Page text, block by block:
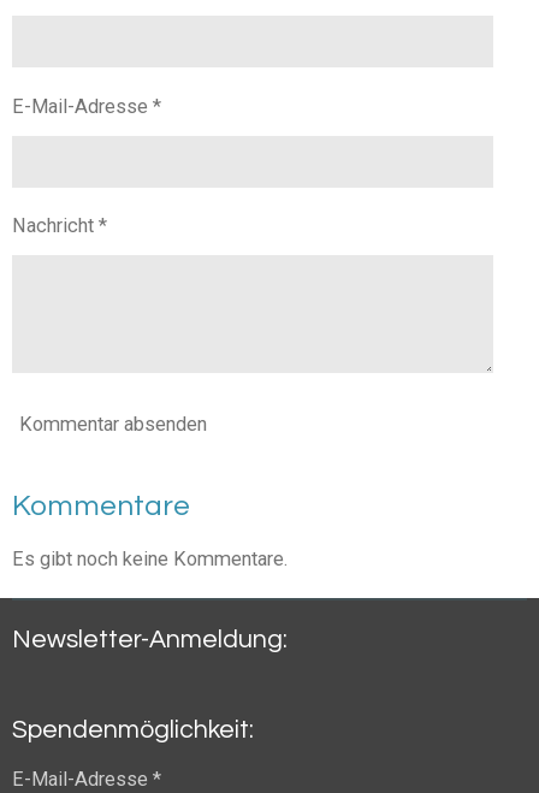
E-Mail-Adresse *
Nachricht *
Kommentar absenden
Kommentare
Es gibt noch keine Kommentare.
Newsletter-Anmeldung:
Spendenmöglichkeit:
E-Mail-Adresse *